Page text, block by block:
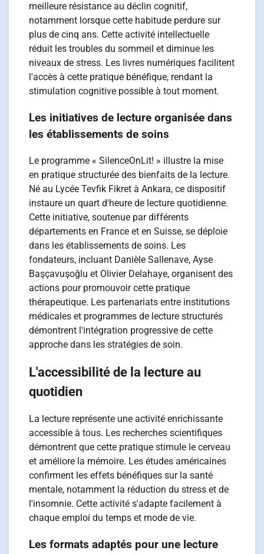
meilleure résistance au déclin cognitif,
notamment lorsque cette habitude perdure sur
plus de cinq ans. Cette activité intellectuelle
réduit les troubles du sommeil et diminue les
niveaux de stress. Les livres numériques facilitent
l'accès à cette pratique bénéfique, rendant la
stimulation cognitive possible à tout moment.
Les initiatives de lecture organisée dans
les établissements de soins
Le programme « SilenceOnLit! » illustre la mise
en pratique structurée des bienfaits de la lecture.
Né au Lycée Tevfik Fikret à Ankara, ce dispositif
instaure un quart d'heure de lecture quotidienne.
Cette initiative, soutenue par différents
départements en France et en Suisse, se déploie
dans les établissements de soins. Les
fondateurs, incluant Danièle Sallenave, Ayse
Başçavuşoğlu et Olivier Delahaye, organisent des
actions pour promouvoir cette pratique
thérapeutique. Les partenariats entre institutions
médicales et programmes de lecture structurés
démontrent l'intégration progressive de cette
approche dans les stratégies de soin.
L'accessibilité de la lecture au
quotidien
La lecture représente une activité enrichissante
accessible à tous. Les recherches scientifiques
démontrent que cette pratique stimule le cerveau
et améliore la mémoire. Les études américaines
confirment les effets bénéfiques sur la santé
mentale, notamment la réduction du stress et de
l'insomnie. Cette activité s'adapte facilement à
chaque emploi du temps et mode de vie.
Les formats adaptés pour une lecture